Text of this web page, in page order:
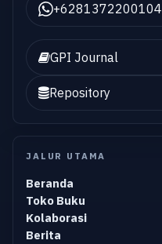
+6281372200104
GPI Journal
Repository
JALUR UTAMA
Beranda
Toko Buku
Kolaborasi
Berita